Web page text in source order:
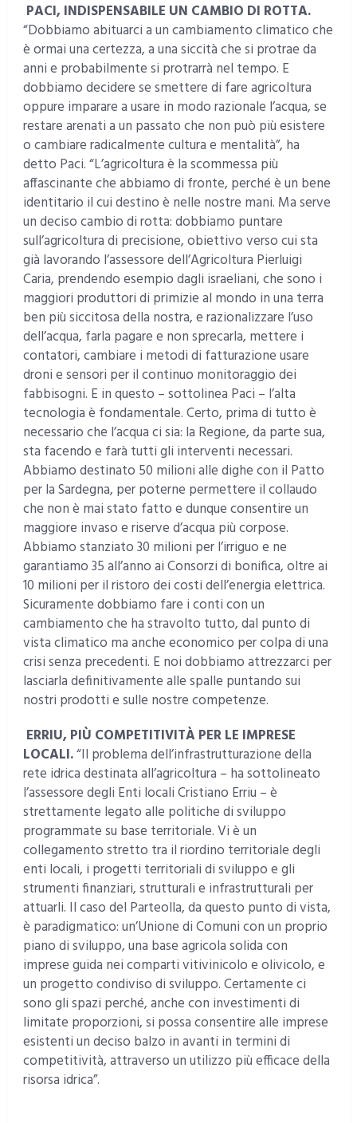
PACI, INDISPENSABILE UN CAMBIO DI ROTTA.
“Dobbiamo abituarci a un cambiamento climatico che
è ormai una certezza, a una siccità che si protrae da
anni e probabilmente si protrarrà nel tempo. E
dobbiamo decidere se smettere di fare agricoltura
oppure imparare a usare in modo razionale l’acqua, se
restare arenati a un passato che non può più esistere
o cambiare radicalmente cultura e mentalità”, ha
detto Paci. “L’agricoltura è la scommessa più
affascinante che abbiamo di fronte, perché è un bene
identitario il cui destino è nelle nostre mani. Ma serve
un deciso cambio di rotta: dobbiamo puntare
sull’agricoltura di precisione, obiettivo verso cui sta
già lavorando l’assessore dell’Agricoltura Pierluigi
Caria, prendendo esempio dagli israeliani, che sono i
maggiori produttori di primizie al mondo in una terra
ben più siccitosa della nostra, e razionalizzare l’uso
dell’acqua, farla pagare e non sprecarla, mettere i
contatori, cambiare i metodi di fatturazione usare
droni e sensori per il continuo monitoraggio dei
fabbisogni. E in questo – sottolinea Paci – l’alta
tecnologia è fondamentale. Certo, prima di tutto è
necessario che l’acqua ci sia: la Regione, da parte sua,
sta facendo e farà tutti gli interventi necessari.
Abbiamo destinato 50 milioni alle dighe con il Patto
per la Sardegna, per poterne permettere il collaudo
che non è mai stato fatto e dunque consentire un
maggiore invaso e riserve d’acqua più corpose.
Abbiamo stanziato 30 milioni per l’irriguo e ne
garantiamo 35 all’anno ai Consorzi di bonifica, oltre ai
10 milioni per il ristoro dei costi dell’energia elettrica.
Sicuramente dobbiamo fare i conti con un
cambiamento che ha stravolto tutto, dal punto di
vista climatico ma anche economico per colpa di una
crisi senza precedenti. E noi dobbiamo attrezzarci per
lasciarla definitivamente alle spalle puntando sui
nostri prodotti e sulle nostre competenze.
ERRIU, PIÙ COMPETITIVITÀ PER LE IMPRESE
LOCALI.“Il problema dell’infrastrutturazione della
rete idrica destinata all’agricoltura – ha sottolineato
l’assessore degli Enti locali Cristiano Erriu – è
strettamente legato alle politiche di sviluppo
programmate su base territoriale. Vi è un
collegamento stretto tra il riordino territoriale degli
enti locali, i progetti territoriali di sviluppo e gli
strumenti finanziari, strutturali e infrastrutturali per
attuarli. Il caso del Parteolla, da questo punto di vista,
è paradigmatico: un’Unione di Comuni con un proprio
piano di sviluppo, una base agricola solida con
imprese guida nei comparti vitivinicolo e olivicolo, e
un progetto condiviso di sviluppo. Certamente ci
sono gli spazi perché, anche con investimenti di
limitate proporzioni, si possa consentire alle imprese
esistenti un deciso balzo in avanti in termini di
competitività, attraverso un utilizzo più efficace della
risorsa idrica”.